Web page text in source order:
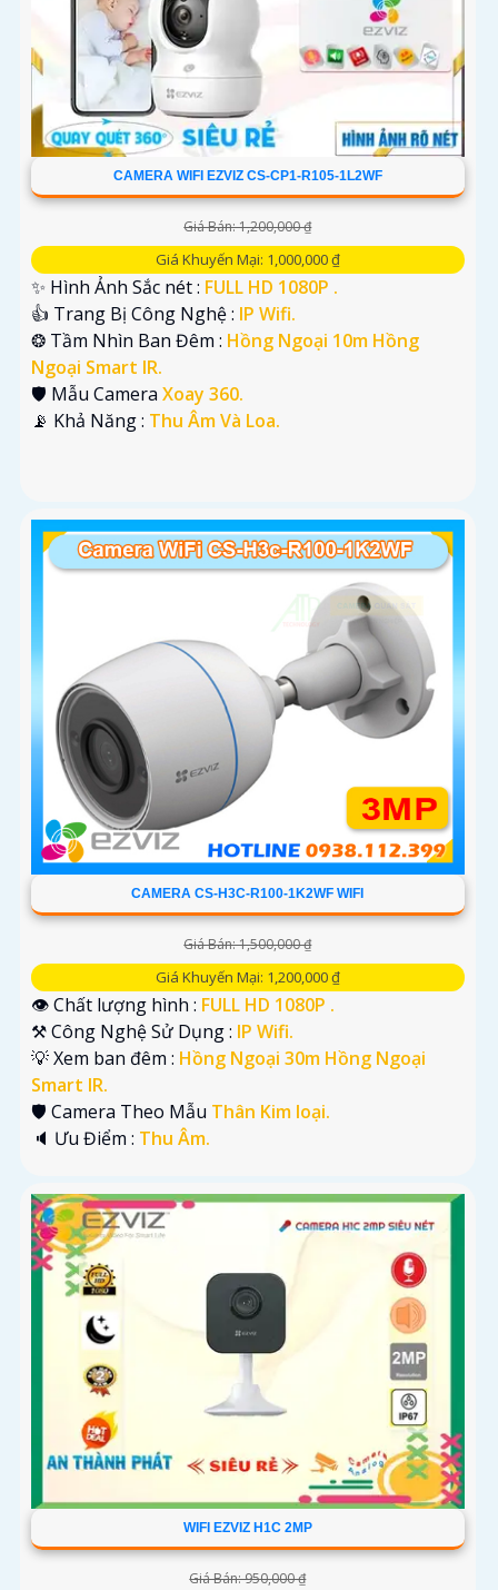
CAMERA WIFI EZVIZ CS-CP1-R105-1L2WF
Giá Bán: 1,200,000 ₫
Giá Khuyến Mại: 1,000,000 ₫
✨ Hình Ảnh Sắc nét : FULL HD 1080P .
👍 Trang Bị Công Nghệ : IP Wifi.
❂ Tầm Nhìn Ban Đêm : Hồng Ngoại 10m Hồng
Ngoại Smart IR.
🛡 Mẫu Camera Xoay 360.
️📡 Khả Năng : Thu Âm Và Loa.
CAMERA CS-H3C-R100-1K2WF WIFI
Giá Bán: 1,500,000 ₫
Giá Khuyến Mại: 1,200,000 ₫
👁 Chất lượng hình : FULL HD 1080P .
⚒ Công Nghệ Sử Dụng : IP Wifi.
💡 Xem ban đêm : Hồng Ngoại 30m Hồng Ngoại
Smart IR.
🛡 Camera Theo Mẫu Thân Kim loại.
️🔈 Ưu Điểm : Thu Âm.
WIFI EZVIZ H1C 2MP
Giá Bán: 950,000 ₫